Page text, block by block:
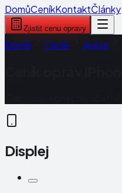
DomůCeníkKontaktČlánky
Zjistit cenu opravy
Domů Ceník Apple
Displej